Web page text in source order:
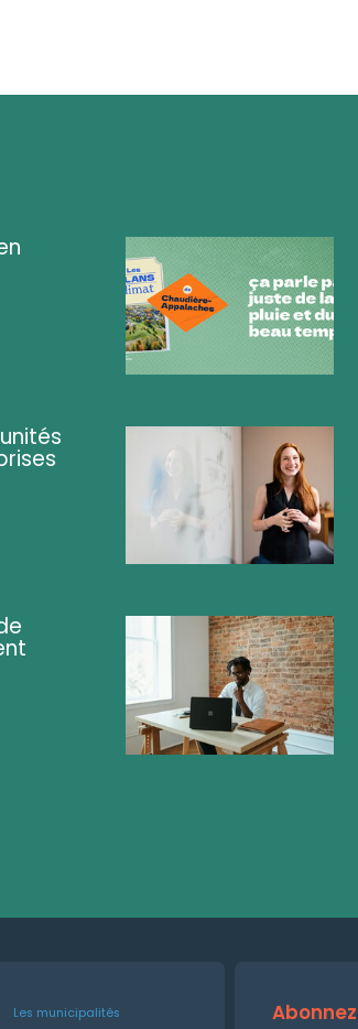
Les municipalités